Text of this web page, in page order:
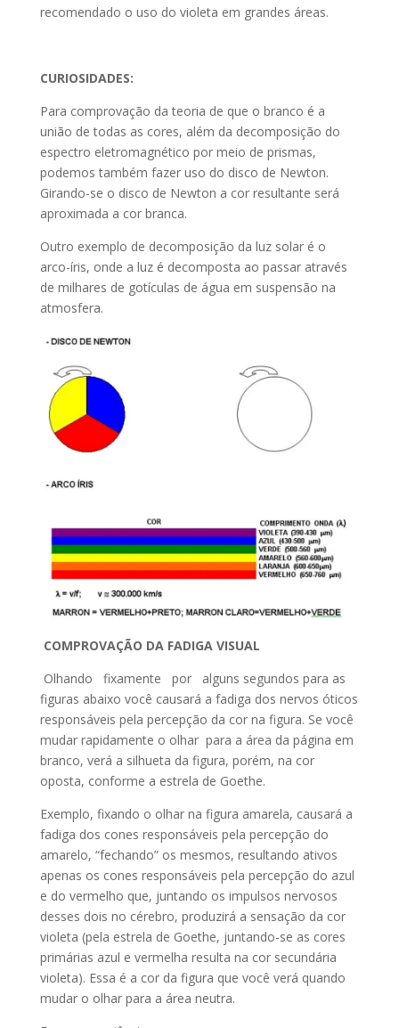
recomendado o uso do violeta em grandes áreas.
CURIOSIDADES:
Para comprovação da teoria de que o branco é a
união de todas as cores, além da decomposição do
espectro eletromagnético por meio de prismas,
podemos também fazer uso do disco de Newton.
Girando-se o disco de Newton a cor resultante será
aproximada a cor branca.
Outro exemplo de decomposição da luz solar é o
arco-íris, onde a luz é decomposta ao passar através
de milhares de gotículas de água em suspensão na
atmosfera.
COMPROVAÇÃO DA FADIGA VISUAL
Olhando fixamente por alguns segundos para as
figuras abaixo você causará a fadiga dos nervos óticos
responsáveis pela percepção da cor na figura. Se você
mudar rapidamente o olhar para a área da página em
branco, verá a silhueta da figura, porém, na cor
oposta, conforme a estrela de Goethe.
Exemplo, fixando o olhar na figura amarela, causará a
fadiga dos cones responsáveis pela percepção do
amarelo, “fechando” os mesmos, resultando ativos
apenas os cones responsáveis pela percepção do azul
e do vermelho que, juntando os impulsos nervosos
desses dois no cérebro, produzirá a sensação da cor
violeta (pela estrela de Goethe, juntando-se as cores
primárias azul e vermelha resulta na cor secundária
violeta). Essa é a cor da figura que você verá quando
mudar o olhar para a área neutra.